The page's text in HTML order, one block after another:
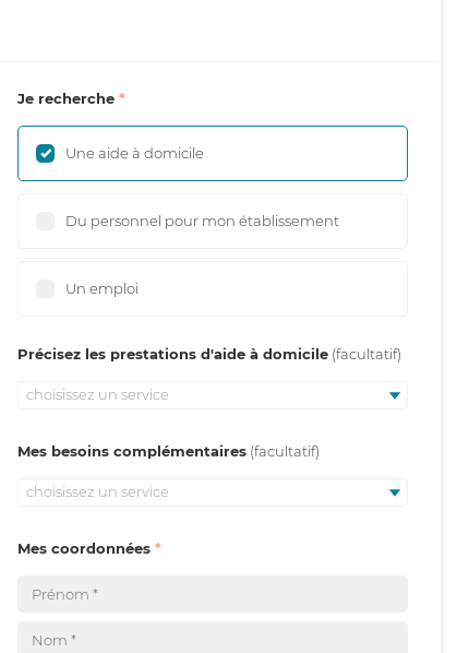
Je recherche
Une aide à domicile
Du personnel pour mon établissement
Un emploi
Précisez les prestations d'aide à domicile
choisissez un service
Mes besoins complémentaires
choisissez un service
Mes coordonnées